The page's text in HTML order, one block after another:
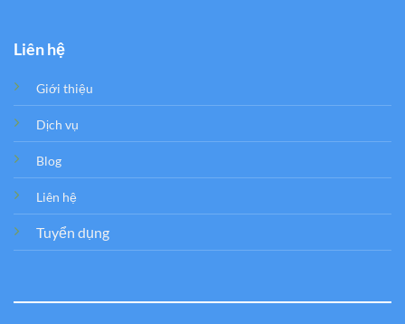
Liên hệ
Giới thiệu
Dịch vụ
Blog
Liên hệ
Tuyển dụng